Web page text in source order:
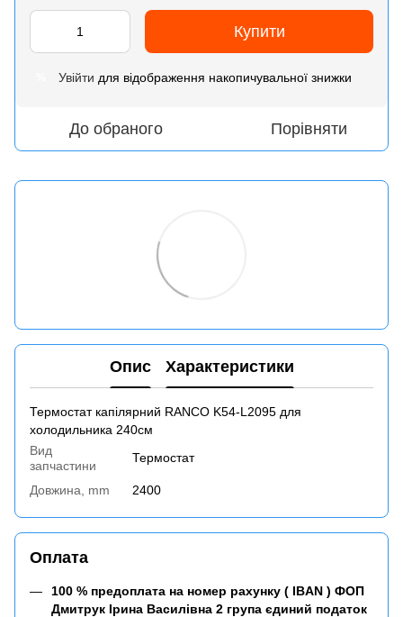
Купити
Увійти для відображення накопичувальної знижки
До обраного Порівняти
Опис Характеристики
Термостат капілярний RANCO K54-L2095 для
холодильника 240см
Вид
запчастини
Термостат
Довжина, mm 2400
Оплата
100 % предоплата на номер рахунку ( IBAN ) ФОП
Дмитрук Ірина Василівна 2 група єдиний податок